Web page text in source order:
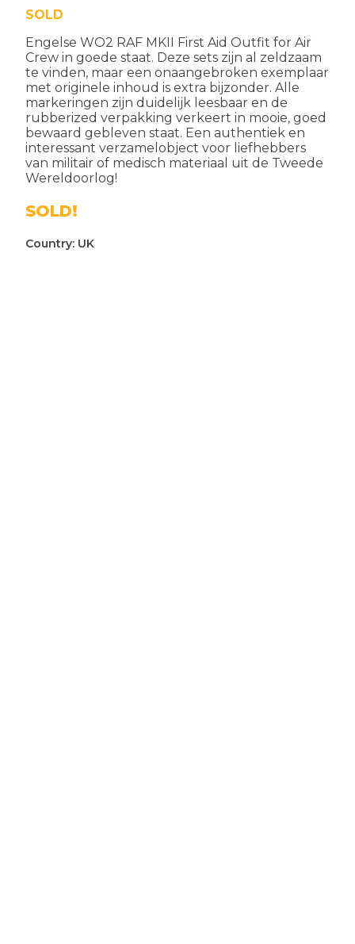
SOLD
Engelse WO2 RAF MKII First Aid Outfit for Air
Crew in goede staat. Deze sets zijn al zeldzaam
te vinden, maar een onaangebroken exemplaar
met originele inhoud is extra bijzonder. Alle
markeringen zijn duidelijk leesbaar en de
rubberized verpakking verkeert in mooie, goed
bewaard gebleven staat. Een authentiek en
interessant verzamelobject voor liefhebbers
van militair of medisch materiaal uit de Tweede
Wereldoorlog!
SOLD!
Country: UK